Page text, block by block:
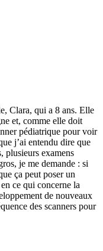
Clara, qui a 8 ans. Elle
et, comme elle doit
pédiatrique pour voir
j’ai entendu dire que
plusieurs examens
je me demande : si
ça peut poser un
ce qui concerne la
de nouveaux
des scanners pour